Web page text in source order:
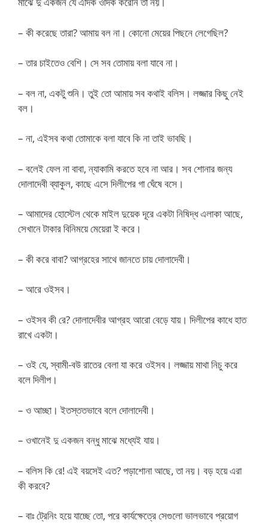
– কী করেছে তারা? আমায় বল না। কোনো মেয়ের পিছনে লেগেছিল?
– তার চাইতেও বেশি। সে সব তোমায় বলা যাবে না।
– বল না, একটু শুনি। তুই তো আমায় সব কথাই বলিস। লজ্জার কিছু নেই
বল।
– না, এইসব কথা তোমাকে বলা যাবে কি না তাই ভাবছি।
– বলেই ফেল না বাবা, ন্যাকামি করতে হবে না আর। সব শোনার জন্য
দোলাদেবী ব্যাকুল, কাছে এসে দিলীপের গা ঘেঁষে বসে।
– আমাদের হোস্টেল থেকে মাইল দুয়েক দূরে একটা নিষিদ্ধ এলাকা আছে,
সেখানে টাকার বিনিময়ে মেয়েরা ই করে।
– কী করে বাবা? আগ্রহের সাথে জানতে চায় দোলাদেবী।
– আরে ওইসব।
– ওইসব কী রে? দোলাদেবীর আগ্রহ আরো বেড়ে যায়। দিলীপের কাধে হাত
রাখে একটা।
– ওই যে, স্বামী-বউ রাতের বেলা যা করে ওইসব। লজ্জায় মাথা নিচু করে
বলে দিলীপ।
– ও আচ্ছা। ইতস্ততভাবে বলে দোলাদেবী।
– ওখানেই দু একজন বন্ধু মাঝে মধ্যেই যায়।
– বলিস কি রে! এই বয়সেই এত? পড়াশোনা আছে, তা নয়। বড় হয়ে এরা
কী করবে?
– বাঃ ট্রেনিং হয়ে যাচ্ছে তো, পরে কার্যক্ষেত্রে সেগুলো ভালভাবে প্রয়োগ